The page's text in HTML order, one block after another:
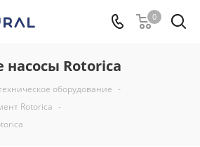
0
Rotorica
оборудование -
Rotorica -